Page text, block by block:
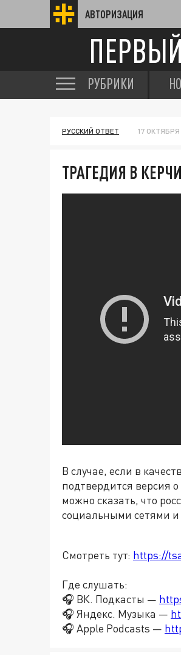
АВТОРИЗАЦИЯ
РУБРИКИ
РУССКИЙ ОТВЕТ 17 ОКТЯБРЯ
ТРАГЕДИЯ В
В случае, если в
подтвердится версия
можно сказать, что
социальными сетями
Смотреть тут: https://
Где слушать:
🎧 ВК. Подкасты —
🎧 Яндекс. Музыка —
🎧 Apple Podcasts —